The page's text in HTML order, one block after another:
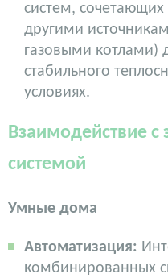
систем,
другими
газовыми котлами)
стабильного
условиях.
Взаимодействие с
системой
Умные дома
Автоматизация:
комбинированных